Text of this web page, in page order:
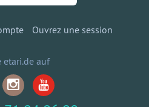
Ouvrez une session
etari.de auf